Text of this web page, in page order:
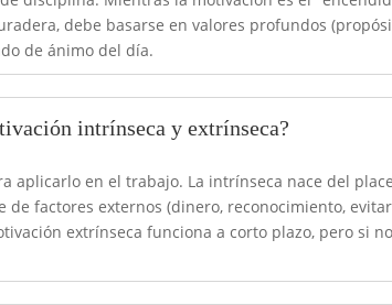
debe basarse en valores profundos
de ánimo del día.
intrínseca y extrínseca?
aplicarlo en el trabajo. La intrínseca nace del
factores externos (dinero, reconocimiento,
extrínseca funciona a corto plazo, pero si